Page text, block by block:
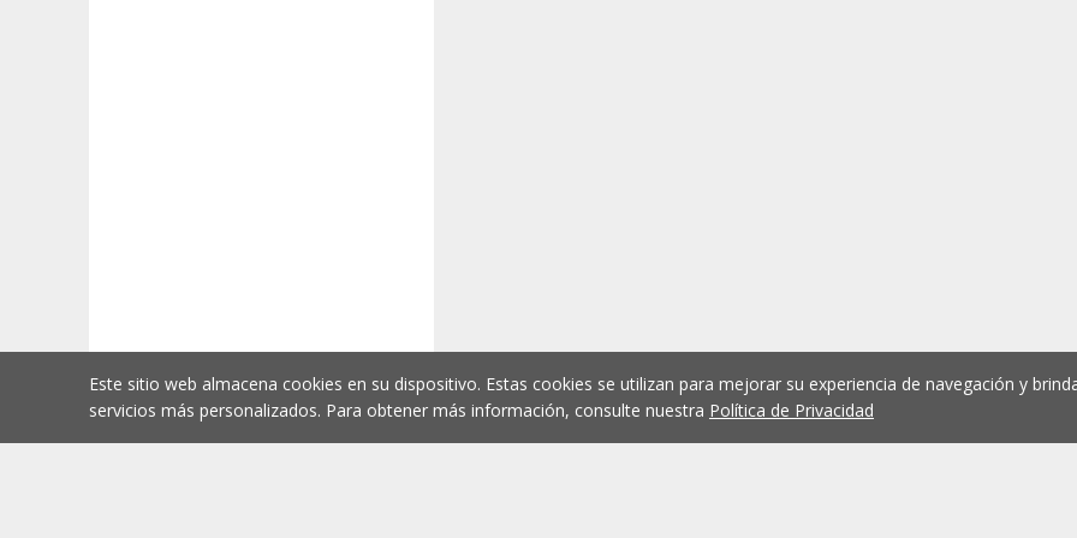
Este sitio web almacena cookies en su dispositivo. Estas cookies se utilizan para mejorar su experiencia de navegación y
servicios más personalizados. Para obtener más información, consulte nuestra Política de Privacidad